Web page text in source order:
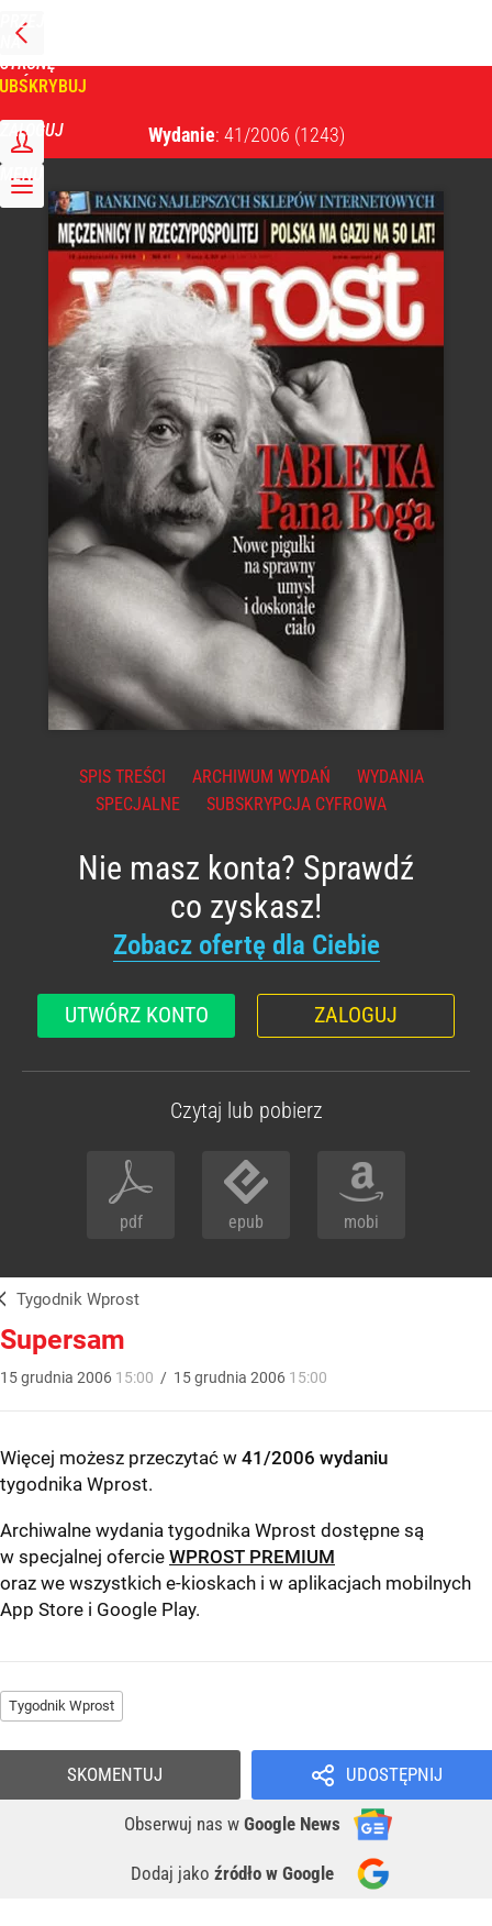
PRZEJDŹ
NA
STRONĘ
GŁÓWNĄ
ZALOGUJ
MENU
Wydanie: 41/2006 (1243)
SPIS TREŚCI ARCHIWUM WYDAŃ
WYDANIA
SPECJALNE
SUBSKRYPCJA CYFROWA
Nie masz konta? Sprawdź
co zyskasz!
Zobacz ofertę dla Ciebie
UTWÓRZ KONTO ZALOGUJ
Czytaj lub pobierz
pdf epub mobi
Tygodnik Wprost
Supersam
15grudnia 2006 15:00 / 15grudnia 2006 15:00
Więcej możesz przeczytać w 41/2006 wydaniu
tygodnika Wprost.
Archiwalne wydania tygodnika Wprost dostępne są
w specjalnej ofercie WPROST PREMIUM
oraz we wszystkich e-kioskach i w aplikacjach mobilnych
App Store i Google Play.
Tygodnik Wprost
UDOSTĘPNIJ
Obserwuj nas w Google News
Dodaj jako źródło w Google
SKOMENTUJ